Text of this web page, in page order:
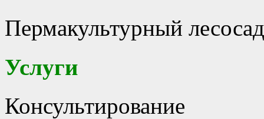
Пермакультурный
Услуги
Консультирование